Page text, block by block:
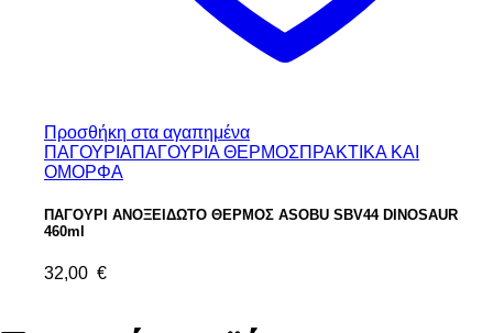
Προσθήκη στα αγαπημένα
ΠΑΓΟΥΡΙΑΠΑΓΟΥΡΙΑ ΘΕΡΜΟΣΠΡΑΚΤΙΚΑ ΚΑΙ
ΟΜΟΡΦΑ
ΠΑΓΟΥΡΙ ΑΝΟΞΕΙΔΩΤΟ ΘΕΡΜΟΣ ASOBU SBV44 DINOSAUR
460ml
32,00 €